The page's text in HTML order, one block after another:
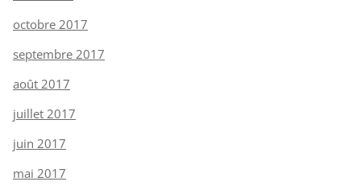
octobre 2017
septembre 2017
août 2017
juillet 2017
juin 2017
mai 2017